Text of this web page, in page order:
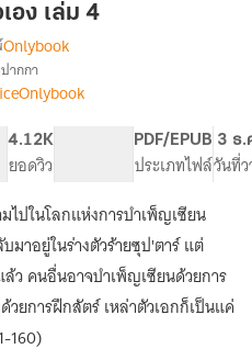
อง เล่ม 4
เรื่อง[จบ]
คุณ
หนู
ตัว
ปลอม
ขอ
ฉีก
บท
ครั้ง
นี้..ขอ
ใช้
ชีวิต
ตามใจ
Onlybook
ากกา
4.12K
ยอดวิว
PDF/EPUB
ประเภทไฟล์
3 ธ.
วันที่
ไปในโลกแห่งการบำเพ็ญเซียน
มาอยู่ในร่างตัวร้ายซุป'ตาร์ แต่
ว คนอื่นอาจบำเพ็ญเซียนด้วยการ
วยการฝึกสัตร์ เหล่าตัวเอกก็เป็นแค่
160)